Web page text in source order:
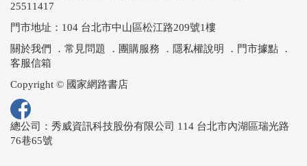
25511417
門市地址：104 台北市中山區松江路209號1樓
關於我們
． 常見問題 ． 團購服務 ． 隱私權說明 ． 門市據點 ．
客服信箱
Copyright © 國家網路書店
總公司：秀威資訊科技股份有限公司 114 台北市內湖區瑞光路
76巷65號